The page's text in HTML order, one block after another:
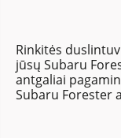
Rinkitės
jūsų Subaru
antgaliai
Subaru Forester